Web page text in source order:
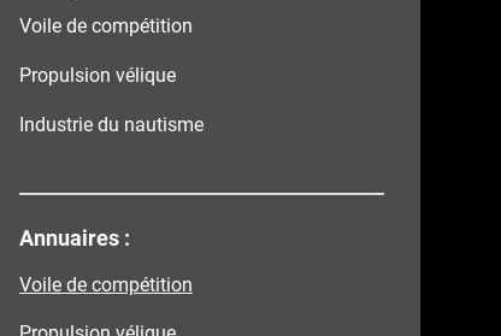
Voile de compétition
Propulsion vélique
Industrie du nautisme
Annuaires :
Voile de compétition